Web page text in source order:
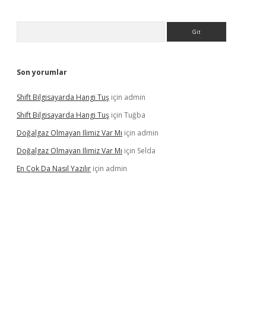
Son yorumlar
Shift Bilgisayarda Hangi Tuş için admin
Shift Bilgisayarda Hangi Tuş için Tuğba
Doğalgaz Olmayan Ilimiz Var Mı için admin
Doğalgaz Olmayan Ilimiz Var Mı için Selda
En Çok Da Nasıl Yazılır için admin